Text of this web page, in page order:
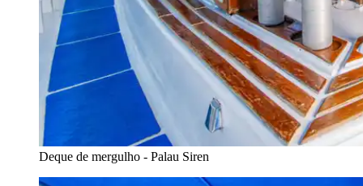
Deque de mergulho - Palau Siren